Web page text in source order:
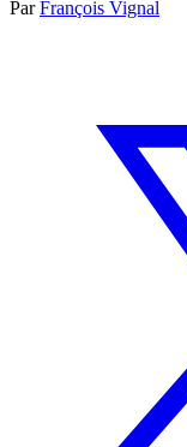
ParFrançois Vignal